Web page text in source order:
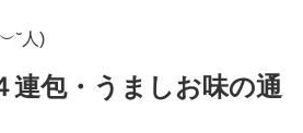
人)
連包・うましお味の通